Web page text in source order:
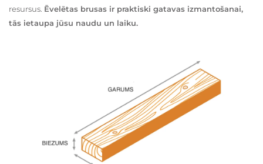
resursus. Ēvelētas brusas ir praktiski gatavas izmantošanai,
tās ietaupa jūsu naudu un laiku.